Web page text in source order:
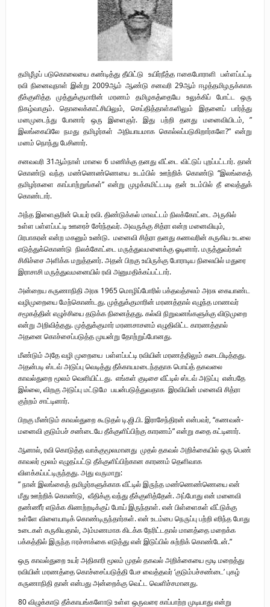
முள்ளிவாய்க்கால்: துரோகத்தின் சாட்சியம்
புலிகளின் குரல் பொறுப்பாளர் திரு. தமிழன்பன் (ஜவான்) அவர்களின் புகழ்
வணக்க நிகழ்வும் ‘விடுதலைச் சிற்பி’ நூல் மற்றும் ‘ஜவான் – திடம் குன்றா
தீக்குரல்’ இசைப்பேழை வெளியீடும்.
உரிமைப் போராட்டம் _
தமிழீழப் படுகொலையை கண்டித்து தீயிட்டு உயிர்நீத்த ஈகைபோராளி பள்ளப்பட்டி
ரவி நினைவுநாள் இன்று 2009ஆம் ஆண்டு சனவரி 29ஆம் ஈழத்தமிழருக்காக
தீக்குளித்த முத்துக்குமாரின் மரணம் தமிழகத்தையே உலுக்கிப் போட்ட ஒரு
நிகழ்வாகும். தொலைக்காட்சியிலும், செய்தித்தாள்களிலும் இதனைப் பார்த்து
மனமுடைந்து போனார் ஒரு இளைஞர். இது பற்றி தனது மனைவியிடம், ”
இலங்கையிலே நமது தமிழர்கள் அநியாயமாக கொல்லப்படுகிறார்களே?” என்று
மனம் நொந்து பேசினார்.
சனவவரி 31ஆம்நாள் மாலை 6 மணிக்கு தனது வீட்டை விட்டுப் புறப்பட்டார். தான்
கொண்டு வந்த மண்ணெண்ணெயை உடம்பில் ஊற்றிக் கொண்டு “இலங்கைத்
தமிழர்களை காப்பாற்றுங்கள்” என்று முழக்கமிட்டபடி தன் உடம்பில் தீ வைத்துக்
கொண்டார்.
அந்த இளைஞரின் பெயர் ரவி. திண்டுக்கல் மாவட்டம் நிலக்கோட்டை அருகில்
உள்ள பள்ளப்பட்டி ஊரைச் சேர்ந்தவர். அவருக்கு சித்ரா என்ற மனைவியும்,
பிரபாகரன் என்ற மகனும் உண்டு. மனைவி சித்ரா தனது கணவரின் கருகிய உடலை
எடுத்துக்கொண்டு நிலக்கோட்டை மருத்துவமனைக்கு ஓடினார். மருத்துவர்கள்
சிகிச்சை அளிக்க மறுத்தனர். அதன் பிறகு உயிருக்கு போராடிய நிலையில் மதுரை
இராசாசி மருத்துவமனையில் ரவி அனுமதிக்கப்பட்டார்.
அன்றைய கருணாநிதி அரசு 1965 மொழிப்போரில் பக்தவத்சலம் அரசு கையாண்ட
வழிமுறையை மேற்கொண்டது. முத்துக்குமாரின் மரணத்தால் எழுந்த மாணவர்
சமூகத்தின் எழுச்சியை தடுக்க நினைத்தது. கல்வி நிறுவனங்களுக்கு விடுமுறை
என்று அறிவித்தது. முத்துக்குமார் மரணசாசனம் எழுதிவிட்ட காரணத்தால்
அதனை கொச்சைப்படுத்த முயன்று தோற்றுப்போனது.
மீண்டும் அதே வழி முறையை பள்ளப்பட்டி ரவியின் மரணத்திலும் கடைபிடித்தது.
அதன்படி ஸ்டவ் அடுப்பு வெடித்து தீக்காயமடைந்ததாக பொய்த் தகவலை
காவல்துறை மூலம் வெளியிட்டது. எங்கள் குடிசை வீட்டில் ஸ்டவ் அடுப்பு என்பதே
இல்லை, விறகு அடுப்பு மட்டுமே பயன்படுத்துவதாக இரவியின் மனைவி சித்ரா
குற்றம் சாட்டினார்.
பிறகு மீண்டும் காவல்துறை கூடுதல் டி.ஜி.பி. இராசேந்திரன் என்பவர், “கணவன்-
மனைவி குடும்பச் சண்டையே தீக்குளிப்பிற்கு காரணம்” என்று கதை கட்டினார்.
ஆனால், ரவி கொடுத்த வாக்குமூலமானது முதல் தகவல் அறிக்கையில் ஒரு பெண்
காவலர் மூலம் எழுதப்பட்டு தீக்குளிப்பிற்கான காரணம் தெளிவாக
விளக்கப்பட்டிருந்தது. அது வருமாறு:
” நான் இலங்கைத் தமிழர்களுக்காக வீட்டில் இருந்த மண்ணெண்ணெயை என்
மீது ஊற்றிக் கொண்டு, வீதிக்கு வந்து தீக்குளித்தேன். அப்போது என் மனைவி
தண்ணீர் எடுக்க கிணற்றடிக்குப் போய் இருந்தாள். என் பிள்ளைகள் வீட்டுக்கு
உள்ளே விளையாடிக் கொண்டிருந்தார்கள். என் உடம்பை நெருப்பு பற்றி எரிந்த போது
உடைகள் கருகியதால், அம்மணமாக கிடக்க நேரிட்டதால் மானத்தை மறைக்க
பக்கத்தில் இருந்த ஈரச்சாக்கை எடுத்து என் இடுப்பில் சுற்றிக் கொண்டேன்.”
ஒரு காவல்துறை உயர் அதிகாரி மூலம் முதல் தகவல் அறிக்கையை மூடி மறைத்து
ரவியின் மரணத்தை கொச்சைப்படுத்தி பேச வைத்தவர் ‘குடும்பச்சண்டை’ புகழ்
கருணாநிதி தான் என்பது அன்றைக்கு வெட்ட வெளிச்சமானது.
80 விழுக்காடு தீக்காயங்களோடு உள்ள ஒருவரை காப்பாற்ற முடியாது என்று